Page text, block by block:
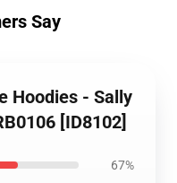
Say
Hoodies - Sally
[ID8102]
67%